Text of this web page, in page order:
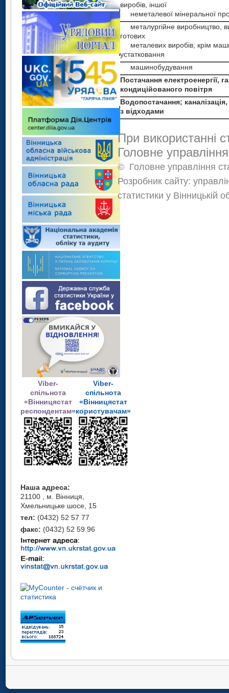
Viber-
спільнота
«Вінницястат
респондентам»
Viber-
спільнота
«Вінницястат
користувачам»
Наша адреса:
21100 , м. Вінниця,
Хмельницьке шосе, 15
тел: (0432) 52 57 77
факс: (0432) 52 59 96
виробів, іншої
неметалевої мінеральної
металургійне виробництво,
готових
металевих виробів, крім
устатковання
машинобудування
Постачання електроенергії,
кондиційованого повітря
Водопостачання;
з відходами
При використанні
Головне
© Головне управління
Розробник сайту:
статистики у Вінницькій